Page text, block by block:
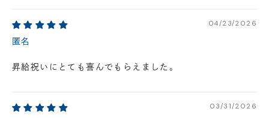
04/23/2026
匿名
昇給祝いにとても喜んでもらえました。
03/31/2026